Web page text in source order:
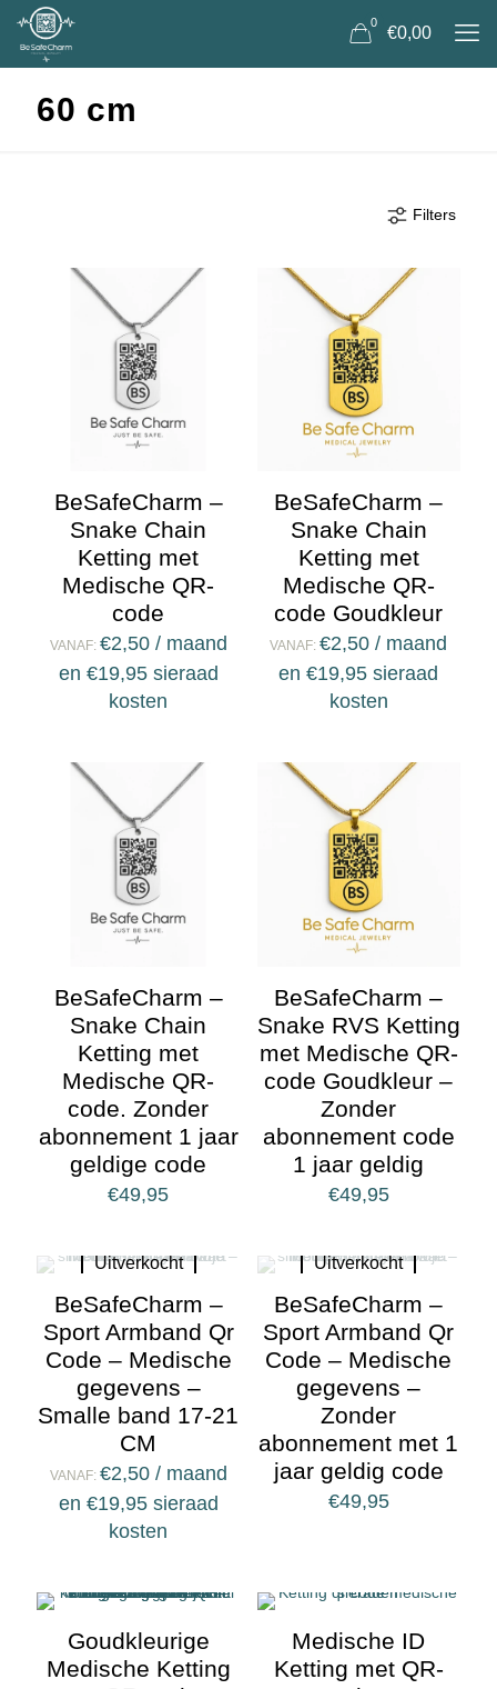
0
€0,00
60 cm
Filters
BeSafeCharm –
Snake Chain
Ketting met
Medische QR-
code
VANAF: €2,50 / maand
en €19,95sieraad
kosten
BeSafeCharm –
Snake Chain
Ketting met
Medische QR-
code Goudkleur
VANAF:€2,50 / maand
en€19,95 sieraad
kosten
BeSafeCharm –
Snake Chain
Ketting met
Medische QR-
code. Zonder
abonnement 1 jaar
geldige code
€49,95
BeSafeCharm –
Snake RVS Ketting
met Medische QR-
code Goudkleur –
Zonder
abonnement code
1 jaar geldig
€49,95
Uitverkocht
BeSafeCharm –
Sport Armband Qr
Code – Medische
gegevens –
Smalle band 17-21
CM
VANAF: €2,50 / maand
en €19,95sieraad
kosten
Uitverkocht
BeSafeCharm –
Sport Armband Qr
Code – Medische
gegevens –
Zonder
abonnement met 1
jaar geldig code
€49,95
Goudkleurige
Medische Ketting
Medische ID
Ketting met QR-